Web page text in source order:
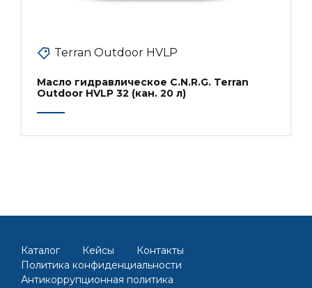
Terran Outdoor HVLP
Масло гидравлическое C.N.R.G. Terran
Outdoor HVLP 32 (кан. 20 л)
Каталог Кейсы
Контакты
Политика конфиденциальности
Антикоррупционная политика